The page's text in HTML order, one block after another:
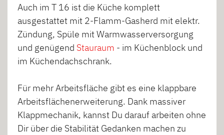
Auch im T 16 ist die Küche komplett
ausgestattet mit 2-Flamm-Gasherd mit elektr.
Zündung, Spüle mit Warmwasserversorgung
und genügend Stauraum - im Küchenblock und
im Küchendachschrank.
Für mehr Arbeitsfläche gibt es eine klappbare
Arbeitsflächenerweiterung. Dank massiver
Klappmechanik, kannst Du darauf arbeiten ohne
Dir über die Stabilität Gedanken machen zu